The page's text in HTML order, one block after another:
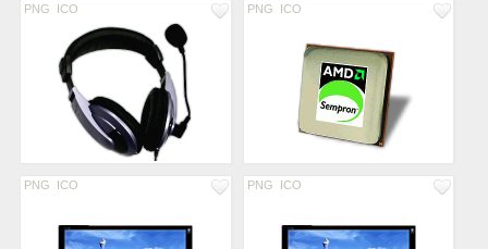
PNG ICO PNG ICO
PNG ICO PNG ICO